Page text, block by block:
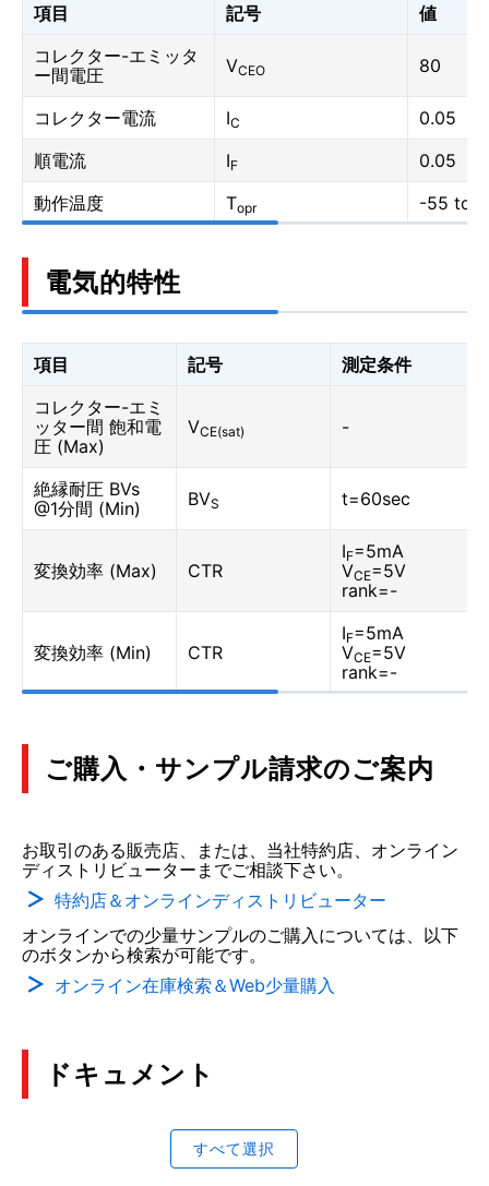
項目 記号
値
コレクター-エミッタ
ー間電圧
VCEO 80
コレクター電流 IC
0.05
順電流
IF
0.05
動作温度
Topr -55 to
電気的特性
項目 記号
測定条件
コレクター-エミ
ッター間 飽和電
圧 (Max)
VCE(sat) -
絶縁耐圧 BVs
@1分間 (Min)
BVS t=60sec
変換効率 (Max) CTR
IF=5mA
VCE=5V
rank=-
変換効率 (Min) CTR
IF=5mA
VCE=5V
rank=-
ご購入・サンプル請求のご案内
お取引のある販売店、または、当社特約店、オンライン
ディストリビューターまでご相談下さい。
特約店＆オンラインディストリビューター
オンラインでの少量サンプルのご購入については、以下
のボタンから検索が可能です。
オンライン在庫検索＆Web少量購入
ドキュメント
すべて選択